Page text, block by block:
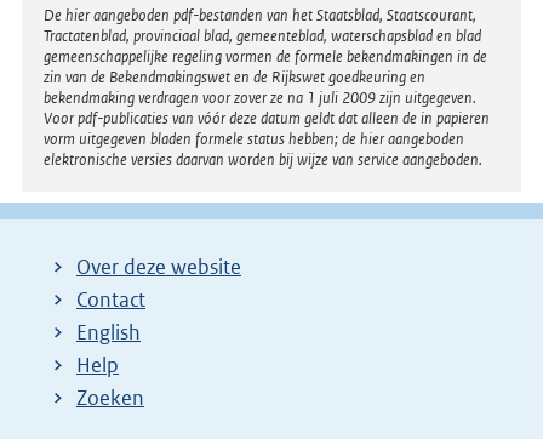
Disclaimer
De hier aangeboden pdf-bestanden van het Staatsblad, Staatscourant,
Tractatenblad, provinciaal blad, gemeenteblad, waterschapsblad en blad
gemeenschappelijke regeling vormen de formele bekendmakingen in de
zin van de Bekendmakingswet en de Rijkswet goedkeuring en
bekendmaking verdragen voor zover ze na 1 juli 2009 zijn uitgegeven.
Voor pdf-publicaties van vóór deze datum geldt dat alleen de in papieren
vorm uitgegeven bladen formele status hebben; de hier aangeboden
elektronische versies daarvan worden bij wijze van service aangeboden.
Over deze website
Contact
English
Help
Zoeken